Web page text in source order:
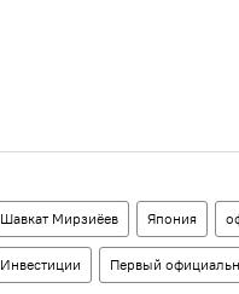
Шавкат Мирзиёев Япония
Инвестиции Первый